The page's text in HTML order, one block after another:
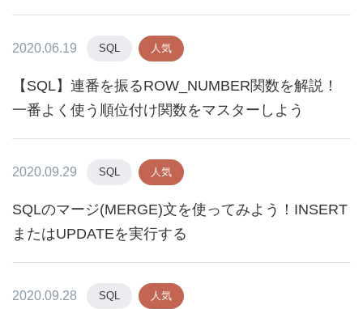
2020.06.19 SQL 人気
【SQL】連番を振るROW_NUMBER関数を解説！
一番よく使う順位付け関数をマスターしよう
2020.09.29 SQL 人気
SQLのマージ(MERGE)文を使ってみよう！INSERT
またはUPDATEを実行する
2020.09.28 SQL 人気